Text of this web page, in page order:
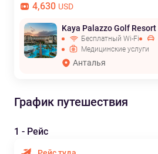
4,630 USD
Kaya Palazzo Golf Resort
Бесплатный Wi-Fi
Медицинские услуги
Анталья
График путешествия
1 - Рейс